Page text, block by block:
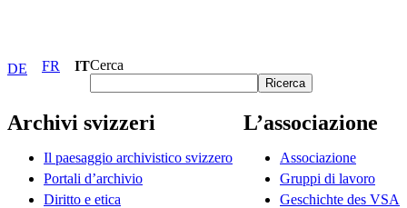
DE FR ITCerca
Ricerca
Archivi svizzeri
Il paesaggio archivistico svizzero
Portali d’archivio
Diritto e etica
L’associazione
Associazione
Gruppi di lavoro
Geschichte des VSA